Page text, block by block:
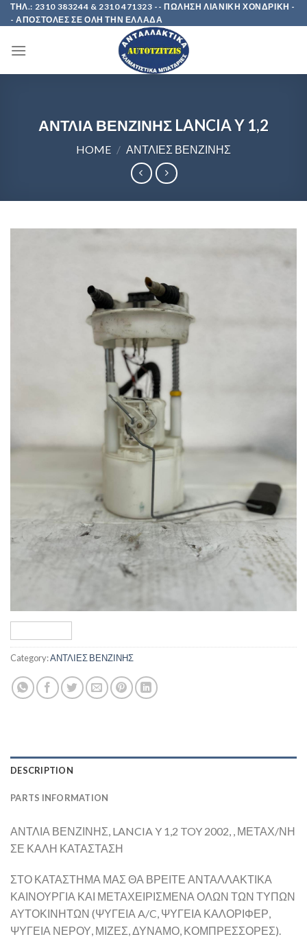
Skip
to
ΤΗΛ.: 2310 383244 & 2310 471323 -- ΠΩΛΗΣΗ ΛΙΑΝΙΚΗ ΧΟΝΔΡΙΚΗ -
- ΑΠΟΣΤΟΛΕΣ ΣΕ ΟΛΗ ΤΗΝ ΕΛΛΑΔΑ
ΑΝΤΛΙΑ ΒΕΝΖΙΝΗΣ LANCIA Y 1,2
HOME / ΑΝΤΛΙΕΣ ΒΕΝΖΙΝΗΣ
Category:ΑΝΤΛΙΕΣ ΒΕΝΖΙΝΗΣ
DESCRIPTION
PARTS INFORMATION
ΑΝΤΛΙΑ ΒΕΝΖΙΝΗΣ, LANCIA Y 1,2 TOY 2002, , ΜΕΤΑΧ/ΝΗ
ΣΕ ΚΑΛΗ ΚΑΤΑΣΤΑΣΗ
ΣΤΟ ΚΑΤΑΣΤΗΜΑ ΜΑΣ ΘΑ ΒΡΕΙΤΕ ΑΝΤΑΛΛΑΚΤΙΚΑ
ΚΑΙΝΟΥΡΓΙΑ ΚΑΙ ΜΕΤΑΧΕΙΡΙΣΜΕΝΑ ΟΛΩΝ ΤΩΝ ΤΥΠΩΝ
ΑΥΤΟΚΙΝΗΤΩΝ (ΨΥΓΕΙΑ A/C, ΨΥΓΕΙΑ ΚΑΛΟΡΙΦΕΡ,
ΨΥΓΕΙΑ ΝΕΡΟΥ, ΜΙΖΕΣ, ΔΥΝΑΜΟ, ΚΟΜΠΡΕΣΣΟΡΕΣ).